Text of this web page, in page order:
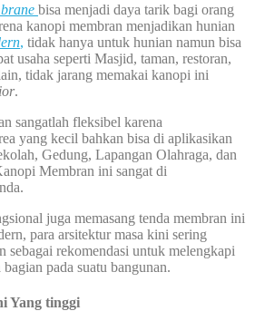
bisa menjadi daya tarik bagi orang
kanopi membran menjadikan hunian
, tidak hanya untuk hunian namun bisa
usaha seperti Masjid, taman, restoran,
tidak jarang memakai kanopi ini
.
sangatlah fleksibel karena
yang kecil bahkan bisa di aplikasikan
Gedung, Lapangan Olahraga, dan
Membran ini sangat di
juga memasang tenda membran ini
para arsitektur masa kini sering
sebagai rekomendasi untuk melengkapi
pada suatu bangunan.
Yang tinggi